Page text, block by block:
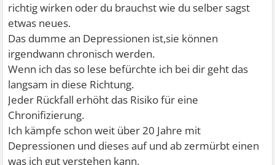
richtig wirken oder du brauchst wie du selber sagst
etwas neues.
Das dumme an Depressionen ist,sie können
irgendwann chronisch werden.
Wenn ich das so lese befürchte ich bei dir geht das
langsam in diese Richtung.
Jeder Rückfall erhöht das Risiko für eine
Chronifizierung.
Ich kämpfe schon weit über 20 Jahre mit
Depressionen und dieses auf und ab zermürbt einen
was ich gut verstehen kann.